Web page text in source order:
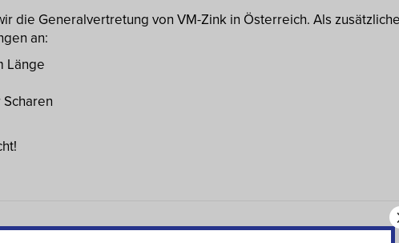
die Generalvertretung von VM-Zink in Österreich. Als
an:
Länge